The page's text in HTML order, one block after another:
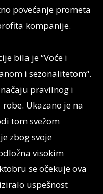
povećanje prometa
kompanije.
bila je “Voće i
i sezonalitetom“.
pravilnog i
Ukazano je na
tom svežom
zbog svoje
visokim
se očekuje ova
uspešnost